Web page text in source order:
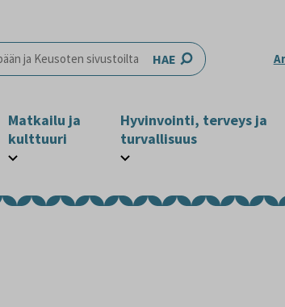
HAE
Matkailu ja
kulttuuri
Hyvinvointi, terveys ja
turvallisuus